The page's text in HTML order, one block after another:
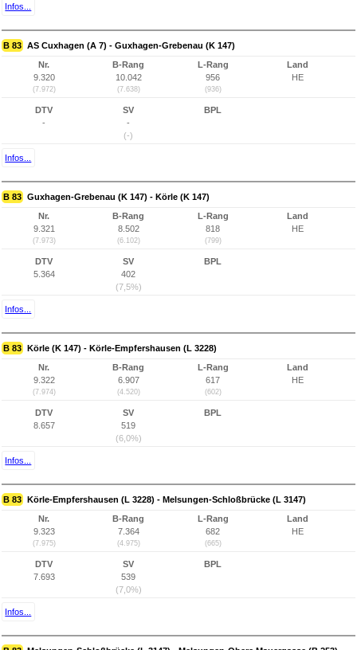
Infos...
B 83 AS Cuxhagen (A 7) - Guxhagen-Grebenau (K 147)
Nr.
9.320
(7.972)
B-Rang
10.042
(7.638)
L-Rang
956
(936)
Land
HE
DTV
-
SV
-
(-)
BPL
Infos...
B 83 Guxhagen-Grebenau (K 147) - Körle (K 147)
Nr.
9.321
(7.973)
B-Rang
8.502
(6.102)
L-Rang
818
(799)
Land
HE
DTV
5.364
SV
402
(7,5%)
BPL
Infos...
B 83 Körle (K 147) - Körle-Empfershausen (L 3228)
Nr.
9.322
(7.974)
B-Rang
6.907
(4.520)
L-Rang
617
(602)
Land
HE
DTV
8.657
SV
519
(6,0%)
BPL
Infos...
B 83 Körle-Empfershausen (L 3228) - Melsungen-Schloßbrücke (L 3147)
Nr.
9.323
(7.975)
B-Rang
7.364
(4.975)
L-Rang
682
(665)
Land
HE
DTV
7.693
SV
539
(7,0%)
BPL
Infos...